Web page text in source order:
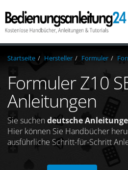
Startseite Hersteller Formuler
Formuler Z10
Anleitungen
Sie suchendeutsche
Hier können Sie Handbücher
ausführliche Schritt-für-Schritt